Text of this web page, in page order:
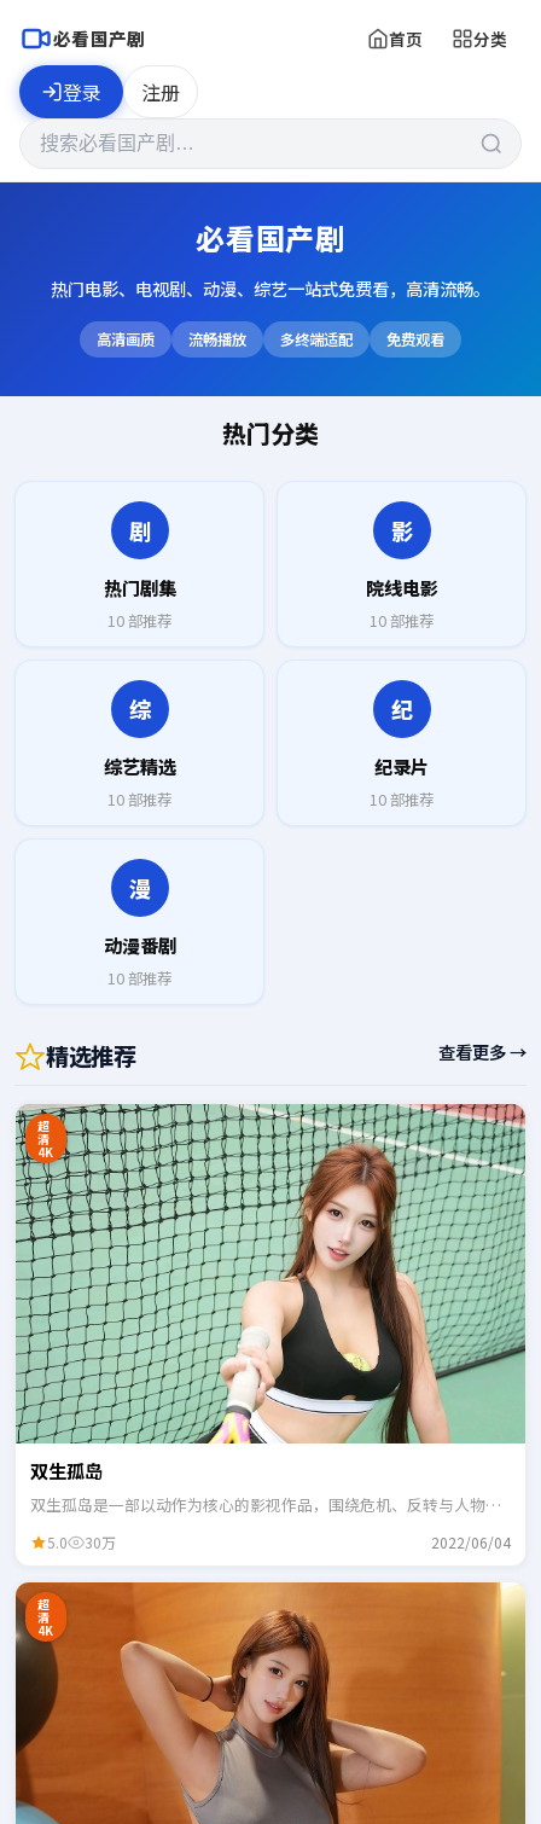
必看国产剧 首页 分类
登录 注册
必看国产剧
热门电影、电视剧、动漫、综艺一站式免费看，高清流畅。
高清画质 流畅播放 多终端适配 免费观看
热门分类
剧
热门剧集
10部推荐
影
院线电影
10部推荐
综
综艺精选
10部推荐
纪
纪录片
10部推荐
漫
动漫番剧
10部推荐
精选推荐 查看更多 →
超
清
4K
双生孤岛
双生孤岛是一部以动作为核心的影视作品，围绕危机、反转与人物成
5.0 30万 2022/06/04
超
清
4K